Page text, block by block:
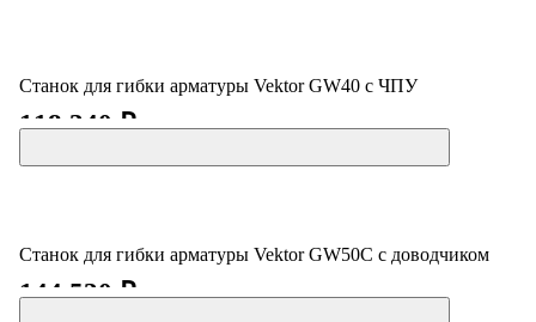
Станок для гибки арматуры Vektor GW40 с ЧПУ
118 340 ₽
Станок для гибки арматуры Vektor GW50С с доводчиком
144 530 ₽